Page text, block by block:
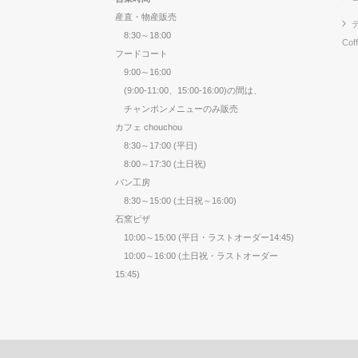
産直・物産販売
8:30～18:00
フードコート
9:00～16:00
(9:00-11:00、15:00-16:00)の間は、
チャンポンメニューのみ販売
カフェ chouchou
8:30～17:00 (平日)
8:00～17:30 (土日祝)
パン工房
8:30～15:00 (土日祝～16:00)
石窯ピザ
10:00～15:00 (平日・ラストオーダー14:45)
10:00～16:00 (土日祝・ラストオーダー
15:45)